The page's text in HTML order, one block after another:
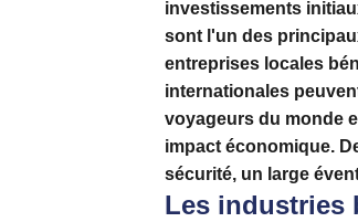
investissements
sont l'un des
entreprises locales
internationales
voyageurs du monde
impact économique.
sécurité, un large
Les industries